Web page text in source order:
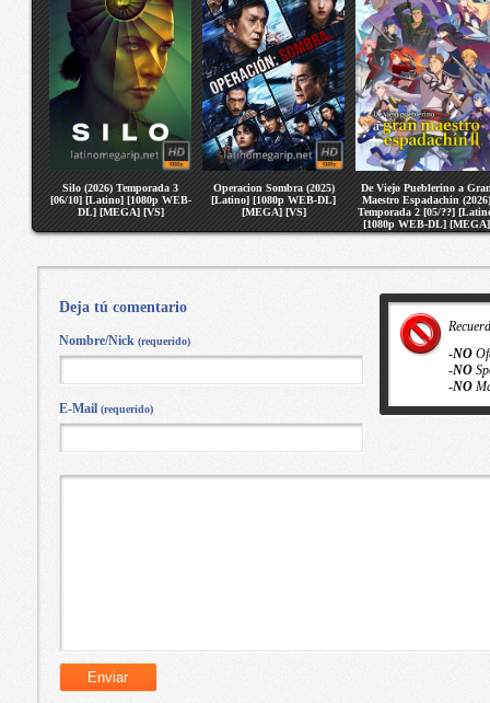
Silo (2026) Temporada 3
[06/10] [Latino] [1080p WEB-
DL] [MEGA] [VS]
Operacion Sombra (2025)
[Latino] [1080p WEB-DL]
[MEGA] [VS]
De Viejo Pueblerino a
Maestro Espadachin (2026)
Temporada 2 [05/??]
[1080p WEB-DL] [MEGA]
[VS]
-NO
-NO
-NO
Deja tú comentario
Nombre/Nick (requerido)
E-Mail (requerido)